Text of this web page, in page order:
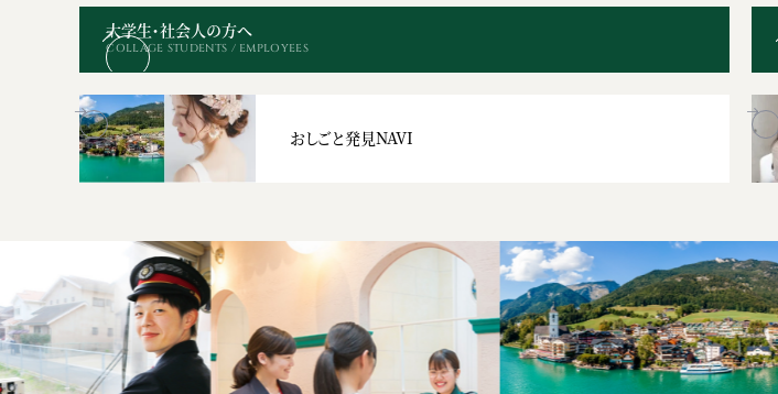
大学生・社会人の方へ
COLLAGE STUDENTS / EMPLOYEES
おしごと発見NAVI